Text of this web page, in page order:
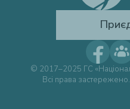
© 2017–2025 ГС
Всі права